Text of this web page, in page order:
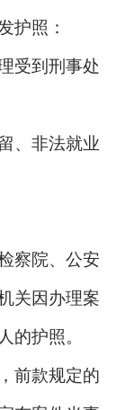
护照：
受到刑事处
、非法就业
察院、公安
关因办理案
的护照。
前款规定的